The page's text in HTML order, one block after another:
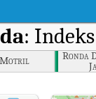
:
Motril
Ronda